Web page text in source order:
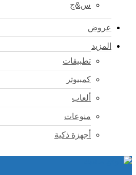
س&ج
عروض
المزيد
تطبيقات
كمبيوتر
ألعاب
منوعات
أجهزة ذكية